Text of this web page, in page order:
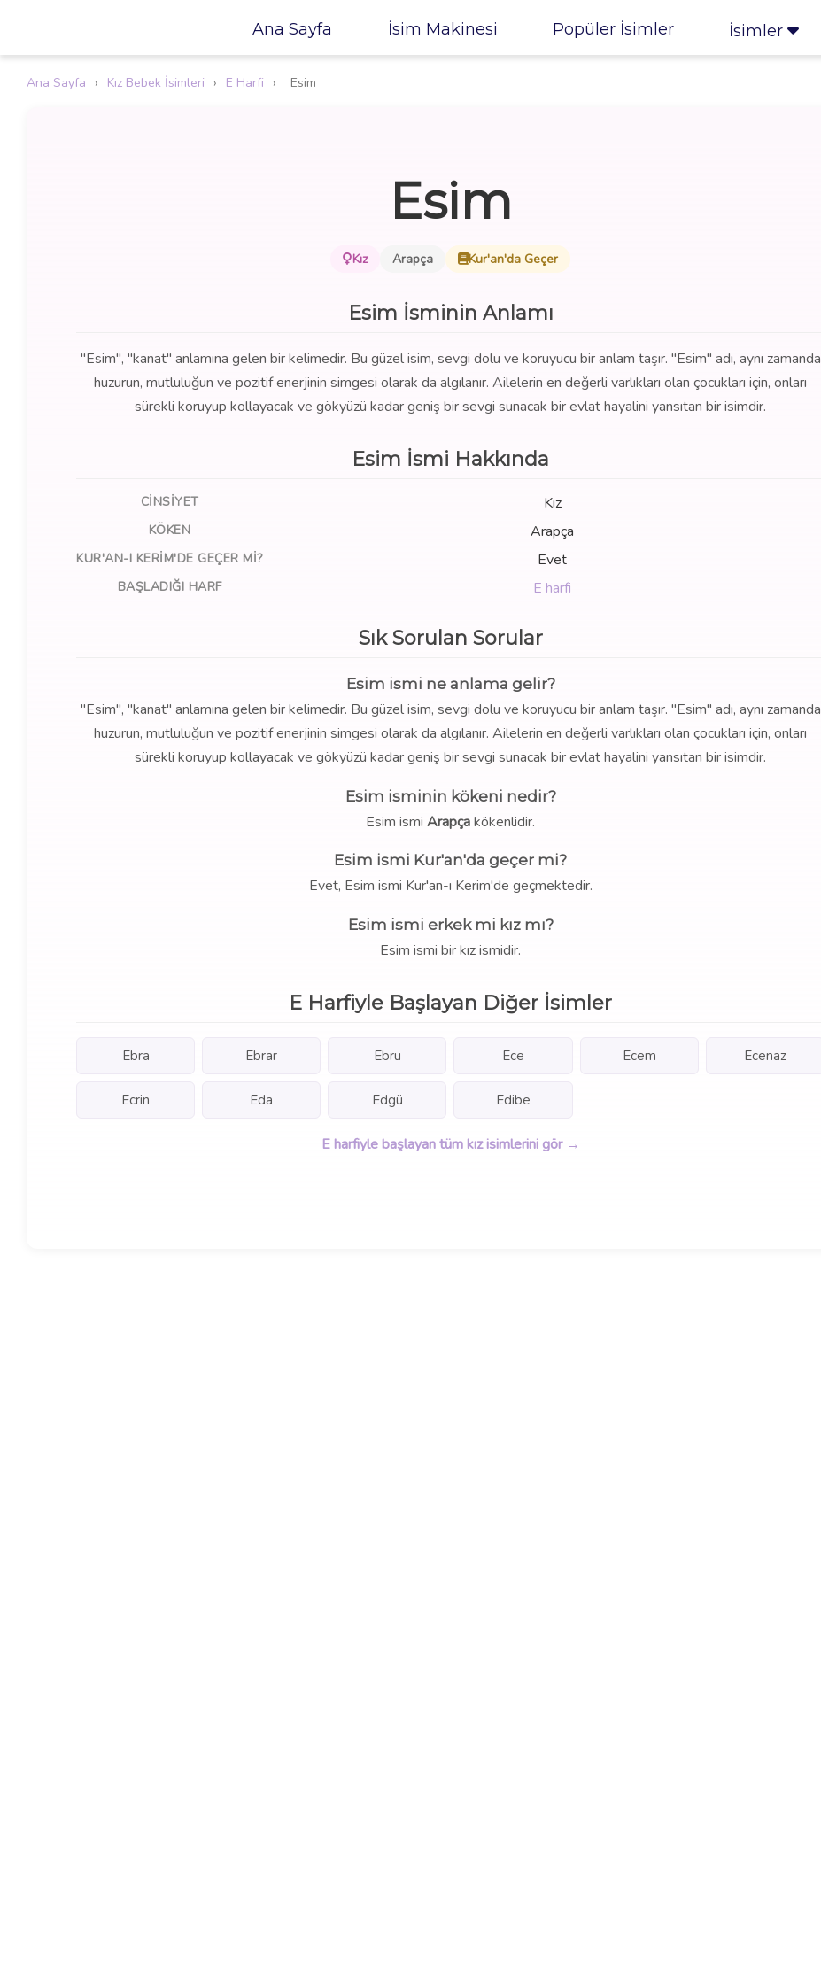
Ana Sayfa İsim Makinesi Popüler İsimler İsimler
Ana Sayfa › Kız Bebek İsimleri › E Harfi › Esim
Esim
Kız Arapça Kur'an'da Geçer
Esim İsminin Anlamı
"Esim", "kanat" anlamına gelen bir kelimedir. Bu güzel isim, sevgi dolu ve koruyucu bir anlam taşır. "Esim" adı, aynı zamanda
huzurun, mutluluğun ve pozitif enerjinin simgesi olarak da algılanır. Ailelerin en değerli varlıkları olan çocukları için, onları
sürekli koruyup kollayacak ve gökyüzü kadar geniş bir sevgi sunacak bir evlat hayalini yansıtan bir isimdir.
Esim İsmi Hakkında
CINSIYET Kız
KÖKEN Arapça
KUR'AN-I KERIM'DE GEÇER MI? Evet
BAŞLADIĞI HARF E harfi
Sık Sorulan Sorular
Esim ismi ne anlama gelir?
"Esim", "kanat" anlamına gelen bir kelimedir. Bu güzel isim, sevgi dolu ve koruyucu bir anlam taşır. "Esim" adı, aynı zamanda
huzurun, mutluluğun ve pozitif enerjinin simgesi olarak da algılanır. Ailelerin en değerli varlıkları olan çocukları için, onları
sürekli koruyup kollayacak ve gökyüzü kadar geniş bir sevgi sunacak bir evlat hayalini yansıtan bir isimdir.
Esim isminin kökeni nedir?
Esim ismi Arapçakökenlidir.
Esim ismi Kur'an'da geçer mi?
Evet, Esim ismi Kur'an-ı Kerim'de geçmektedir.
Esim ismi erkek mi kız mı?
Esim ismi bir kız ismidir.
E Harfiyle Başlayan Diğer İsimler
Ebra Ebrar Ebru Ece Ecem Ecenaz
Ecrin Eda Edgü Edibe
E harfiyle başlayan tüm kız isimlerini gör →